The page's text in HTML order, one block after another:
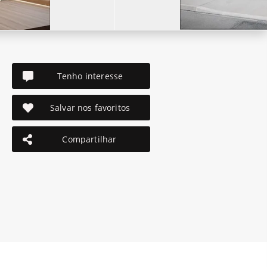
Tenho interesse
Salvar nos favoritos
Compartilhar